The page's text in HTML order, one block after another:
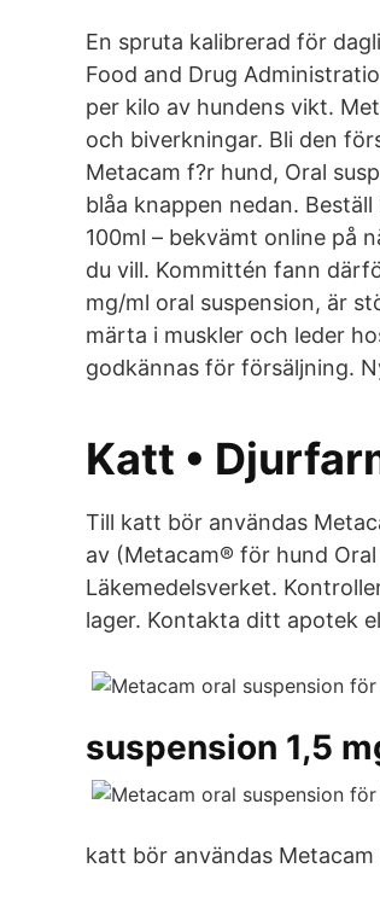
En spruta kalibrerad för
Food and Drug
per kilo av hundens vikt.
och biverkningar. Bli den
Metacam f?r hund, Oral
blåa knappen nedan.
100ml – bekvämt online på
du vill. Kommittén fann
mg/ml oral suspension, är
märta i muskler och leder
godkännas för försäljning.
Katt •
Till katt bör användas
av (Metacam® för hund
Läkemedelsverket.
lager. Kontakta ditt apotek
suspension 1,5
katt bör användas